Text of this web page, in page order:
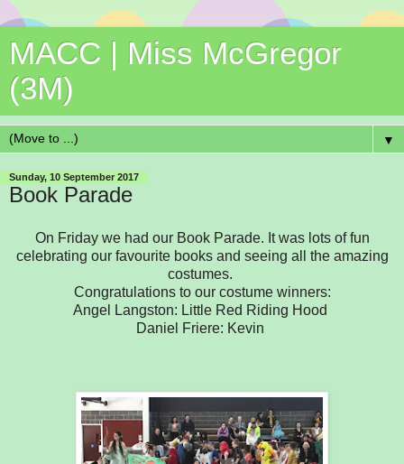
MACC | Miss McGregor
(3M)
▼
Sunday, 10 September 2017
Book Parade
On Friday we had our Book Parade. It was lots of fun
celebrating our favourite books and seeing all the amazing
costumes.
Congratulations to our costume winners:
Angel Langston: Little Red Riding Hood
Daniel Friere: Kevin